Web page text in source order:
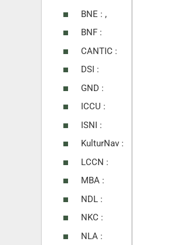
BNE : ,
BNF :
CANTIC :
DSI :
GND :
ICCU :
ISNI :
KulturNav :
LCCN :
MBA :
NDL :
NKC :
NLA :